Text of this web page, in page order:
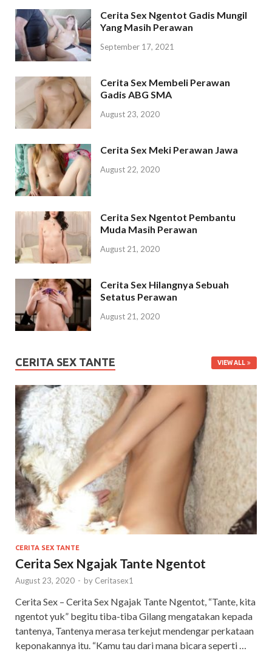
Cerita Sex Ngentot Gadis Mungil
Yang Masih Perawan
September 17, 2021
Cerita Sex Membeli Perawan
Gadis ABG SMA
August 23, 2020
Cerita Sex Meki Perawan Jawa
August 22, 2020
Cerita Sex Ngentot Pembantu
Muda Masih Perawan
August 21, 2020
Cerita Sex Hilangnya Sebuah
Setatus Perawan
August 21, 2020
CERITA SEX TANTE VIEW ALL
CERITA SEX TANTE
Cerita Sex Ngajak Tante Ngentot
August 23, 2020 - by Ceritasex1
Cerita Sex – Cerita Sex Ngajak Tante Ngentot, “Tante, kita
ngentot yuk” begitu tiba-tiba Gilang mengatakan kepada
tantenya, Tantenya merasa terkejut mendengar perkataan
keponakannya itu. “Kamu tau dari mana bicara seperti …